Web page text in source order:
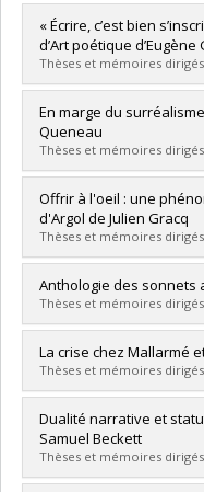
Diplômé(e) :
Cycle :Doctorat
Diplôme obtenu :Ph. D.
Lien vers le document
« Écrire, c’est bien
d’Art poétique d’Eugène
Thèses et mémoires dirigés
Diplômé(e) : Bascik,
Cycle :Maîtrise
Diplôme obtenu :M.A.
Lien vers le document
En marge du
Queneau
Thèses et mémoires dirigés
Diplômé(e) : Beaudry,
Cycle : Maîtrise
Diplôme obtenu :M.A.
Lien vers le document
Offrir à l'oeil : une
d'Argol de Julien Gracq
Thèses et mémoires dirigés
Diplômé(e) :Thibault,
Cycle : Maîtrise
Diplôme obtenu :M.A.
Lien vers le document
Anthologie des sonnets
Thèses et mémoires dirigés
Diplômé(e) :
Cycle : Doctorat
Diplôme obtenu :Ph.
Lien vers le document
La crise chez Mallarmé
Thèses et mémoires dirigés
Diplômé(e) :Bleau,
Cycle :Maîtrise
Diplôme obtenu :M.A.
Lien vers le document
Dualité narrative et
Samuel Beckett
Thèses et mémoires dirigés